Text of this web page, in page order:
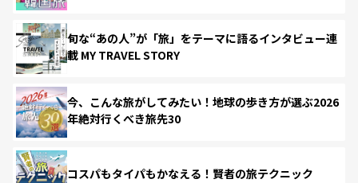
旬な“あの人”が「旅」をテーマに語るインタビュー連
載 MY TRAVEL STORY
今、こんな旅がしてみたい！地球の歩き方が選ぶ2026
年絶対行くべき旅先30
コスパもタイパもかなえる！賢者の旅テクニック